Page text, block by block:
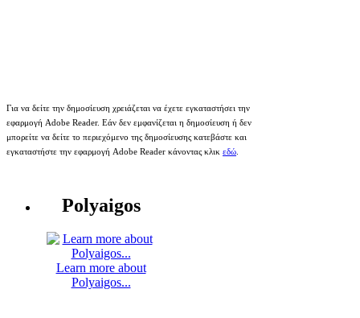
Για να δείτε την δημοσίευση χρειάζεται να έχετε εγκαταστήσει την
εφαρμογή Adobe Reader. Εάν δεν εμφανίζεται η δημοσίευση ή δεν
μπορείτε να δείτε το περιεχόμενο της δημοσίευσης κατεβάστε και
εγκαταστήστε την εφαρμογή Adobe Reader κάνοντας κλικ εδώ
Polyaigos
Learn more about
Polyaigos...